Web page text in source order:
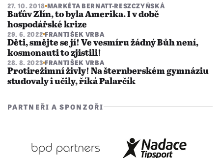
27. 10. 2018 MARKÉTA BERNATT-RESZCZYŃSKÁ
Baťův Zlín, to byla Amerika. I v době
hospodářské krize
29. 6. 2022 FRANTIŠEK VRBA
Děti, smějte se jí! Ve vesmíru žádný Bůh není,
kosmonauti to zjistili!
28. 8. 2023 FRANTIŠEK VRBA
Protirežimní živly! Na šternberském gymnáziu
studovaly i učily, říká Palarčík
PARTNEŘI A SPONZOŘI